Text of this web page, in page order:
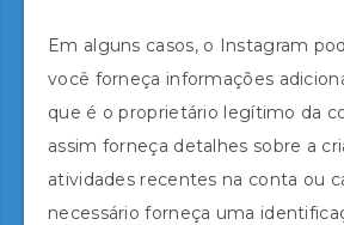
Em alguns casos, o Instagram
você forneça informações
que é o proprietário legítimo da
assim forneça detalhes sobre a
atividades recentes na conta ou
necessário forneça uma